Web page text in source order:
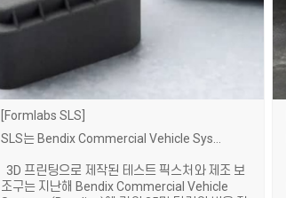
Formlabs SLS
3D 프린팅으로 제작된 테스트 픽스처와 제조 보
조구는 지난해 Bendix Commercial Vehicle